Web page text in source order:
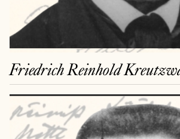
Friedrich Reinhold